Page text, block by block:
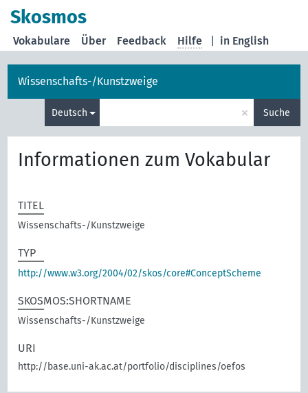
Skosmos
in English
Vokabulare Über Feedback Hilfe
Wissenschafts-/Kunstzweige
Deutsch × Suche
Informationen zum Vokabular
TITEL
Wissenschafts-/Kunstzweige
TYP
http://www.w3.org/2004/02/skos/core#ConceptScheme
SKOSMOS:SHORTNAME
Wissenschafts-/Kunstzweige
URI
http://base.uni-ak.ac.at/portfolio/disciplines/oefos